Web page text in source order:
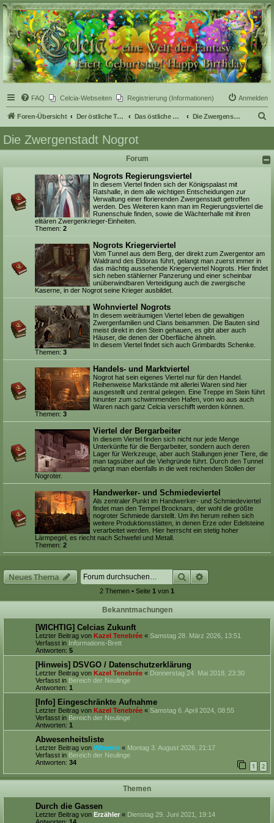
Celcia - eine Welt der
Fantasy
FAQ Celcia-Webseiten Registrierung (Informationen) Anmelden
Foren-Übersicht Der östliche Teil Celcias Das östliche Drachengebirge Die Zwergenstadt Nogrot
h
Die Zwergenstadt Nogrot
Forum
Nogrots Regierungsviertel
In diesem Viertel finden sich der Königspalast mit
Ratshalle, in dem alle wichtigen Entscheidungen zur
Verwaltung einer florierenden Zwergenstadt getroffen
werden. Des Weiteren kann man im Regierungsviertel die
Runenschule finden, sowie die Wächterhalle mit ihren
elitären Zwergenkrieger-Einheiten.
Themen: 2
Nogrots Kriegerviertel
Vom Tunnel aus dem Berg, der direkt zum Zwergentor am
Waldrand des Eldoras führt, gelangt man zuerst immer in
das mächtig aussehende Kriegerviertel Nogrots. Hier findet
sich neben stählerner Panzerung und einer scheinbar
unüberwindbaren Verteidigung auch die zwergische
Kaserne, in der Nogrot seine Krieger ausbildet.
Wohnviertel Nogrots
In diesem weiträumigen Viertel leben die gewaltigen
Zwergenfamilien und Clans beisammen. Die Bauten sind
meist direkt in den Stein gehauen, es gibt aber auch
Häuser, die denen der Oberfläche ähneln.
In diesem Viertel findet sich auch Grimbardts Schenke.
Themen: 3
Handels- und Marktviertel
Nogrot hat sein eigenes Viertel nur für den Handel.
Reihenweise Markstände mit allerlei Waren sind hier
ausgestellt und zentral gelegen. Eine Treppe im Stein führt
hinunter zum schwimmenden Hafen, von wo aus auch
Waren nach ganz Celcia verschifft werden können.
Themen: 3
Viertel der Bergarbeiter
In diesem Viertel finden sich nicht nur jede Menge
Unterkünfte für die Bergarbeiter, sondern auch deren
Lager für Werkzeuge, aber auch Stallungen jener Tiere, die
man tagsüber auf die Viehgründe führt. Durch den Tunnel
gelangt man ebenfalls in die weit reichenden Stollen der
Nogroter.
Handwerker- und Schmiedeviertel
Als zentraler Punkt im Handwerker- und Schmiedeviertel
findet man den Tempel Brocknars, der wohl die größte
nogroter Schmiede darstellt. Um ihn herum reihen sich
weitere Produktionsstätten, in denen Erze oder Edelsteine
verarbeitet werden. Hier herrscht ein stetig hoher
Lärmpegel, es riecht nach Schwefel und Metall.
Themen: 2
Neues Thema SucheErweiterte Suche
2 Themen • Seite 1 von 1
Bekanntmachungen
[WICHTIG] Celcias Zukunft
Letzter Beitrag von Kazel Tenebrée « Samstag 28. März 2026, 13:51
Verfasst in Informations-Brett
Antworten: 5
[Hinweis] DSVGO / Datenschutzerklärung
Letzter Beitrag von Kazel Tenebrée « Donnerstag 24. Mai 2018, 23:30
Verfasst in Bereich der Neulinge
Antworten: 1
[Info] Eingeschränkte Aufnahme
Letzter Beitrag von Kazel Tenebrée « Samstag 6. April 2024, 08:55
Verfasst in Bereich der Neulinge
Antworten: 1
Abwesenheitsliste
Letzter Beitrag von Whimrie « Montag 3. August 2026, 21:17
Verfasst in Bereich der Neulinge
Antworten: 34 1 2
Themen
Durch die Gassen
Letzter Beitrag von Erzähler « Dienstag 29. Juni 2021, 19:14